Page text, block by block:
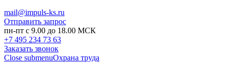
mail@impuls-ks.ru
Отправить запрос
пн-пт с 9.00 до 18.00 МСК
+7 495 234 73 63
Заказать звонок
Close submenuОхрана труда